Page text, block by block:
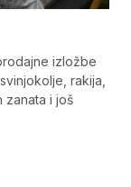
izložbe
rakija,
zanata i još